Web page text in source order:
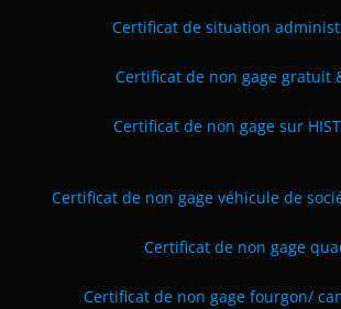
Certificat de situation
Certificat de non gage gratuit
Certificat de non gage sur
Certificat de non gage véhicule de
Certificat de non gage
Certificat de non gage fourgon/